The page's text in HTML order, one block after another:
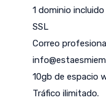
1 dominio
SSL
Correo
10gb de espacio
Tráfico ilimitado.